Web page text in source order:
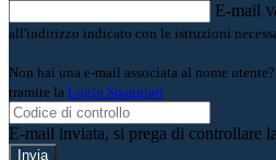
E-mail
all'indirizzo indicato con le istruzioni
Non hai una e-mail associata al nome
tramite la Login Spaggiari
E-mail inviata, si prega di controllare